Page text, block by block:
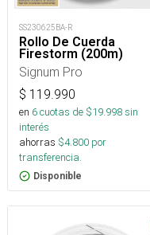
SS230625BA-R
Rollo De Cuerda
Firestorm (200m)
Signum Pro
$ 119.990
en 6cuotas de $19.998sin
interés
ahorras $4.800 por
transferencia.
Disponible